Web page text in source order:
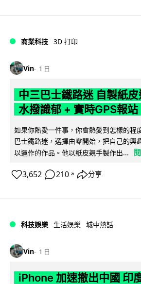
商業科技 3D 打印
Vin 1 日
中三巴士鐵路迷 自製紙
水撥識郁 + 實時GPS報站
如果你熱愛一件事，你會熱愛到怎樣的程
巴士鐵路迷，選擇由零開始，把自己的興
以運作的作品。他以紙皮親手製作出...
3,652 210 ↗ 分享
科技娛樂 生活娛樂 城中熱話
Vin 1 日
iPhone 加速撤出中國 印